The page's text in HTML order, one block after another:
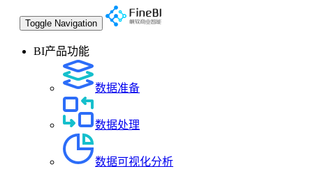
Toggle Navigation
BI产品功能
数据准备
数据处理
数据可视化分析